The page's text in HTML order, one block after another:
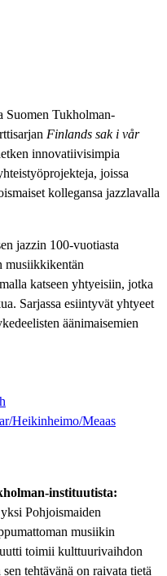
Suomen Tukholman-
Finlands sak i vår
innovatiivisimpia
joissa
kollegansa jazzlavalla
jazzin 100-vuotiasta
musiikkikentän
katseen yhtyeisiin, jotka
Sarjassa esiintyvät yhtyeet
äänimaisemien
Heikinheimo/Meaas
instituutista:
Pohjoismaiden
musiikin
toimii kulttuurivaihdon
tehtävänä on raivata tietä